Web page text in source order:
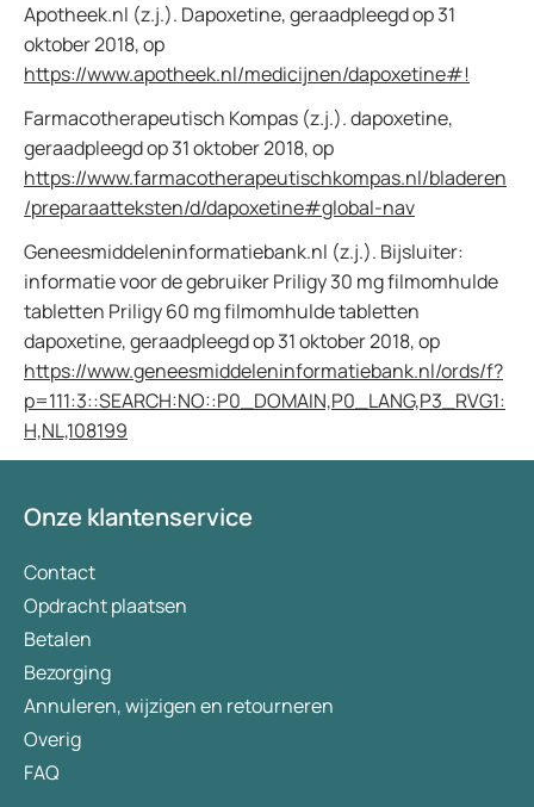
Apotheek.nl (z.j.). Dapoxetine, geraadpleegd op 31
oktober 2018, op
https://www.apotheek.nl/medicijnen/dapoxetine#!
Farmacotherapeutisch Kompas (z.j.). dapoxetine,
geraadpleegd op 31 oktober 2018, op
https://www.farmacotherapeutischkompas.nl/bladeren
/preparaatteksten/d/dapoxetine#global-nav
Geneesmiddeleninformatiebank.nl (z.j.). Bijsluiter:
informatie voor de gebruiker Priligy 30 mg filmomhulde
tabletten Priligy 60 mg filmomhulde tabletten
dapoxetine, geraadpleegd op 31 oktober 2018, op
https://www.geneesmiddeleninformatiebank.nl/ords/f?
p=111:3::SEARCH:NO::P0_DOMAIN,P0_LANG,P3_RVG1:
H,NL,108199
Onze klantenservice
Contact
Opdracht plaatsen
Betalen
Bezorging
Annuleren, wijzigen en retourneren
Overig
FAQ